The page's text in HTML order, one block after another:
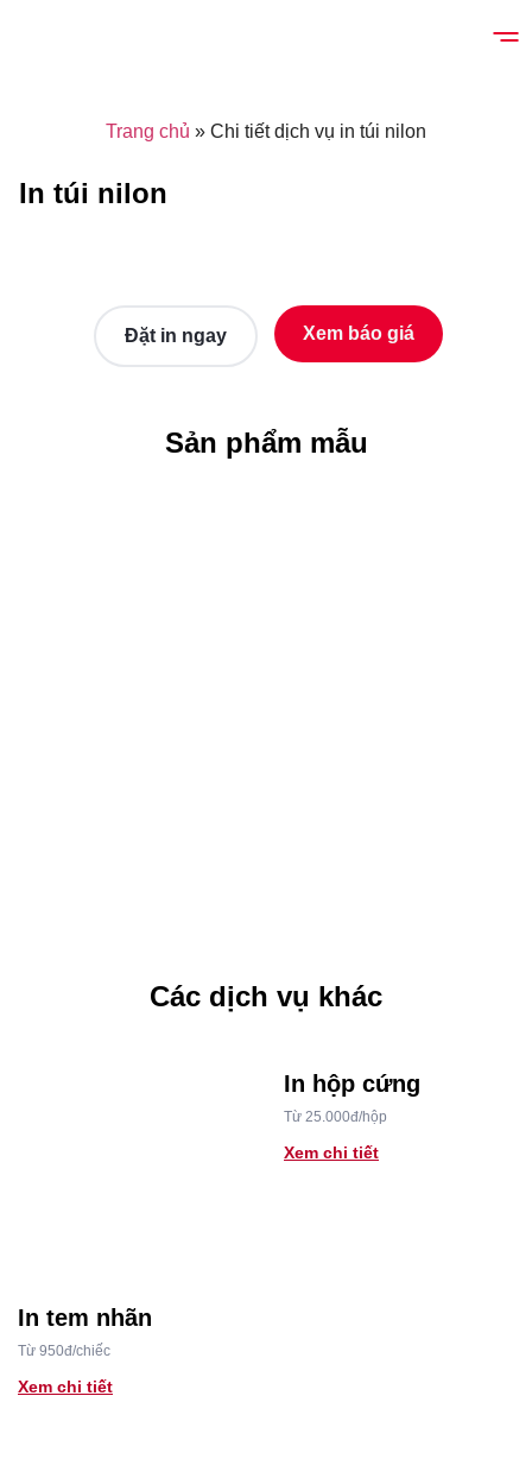
Trang chủ » Chi tiết dịch vụ in túi nilon
In túi nilon
Đặt in ngay Xem báo giá
Sản phẩm mẫu
Các dịch vụ khác
In hộp cứng
Từ 25.000đ/hộp
Xem chi tiết
In tem nhãn
Từ 950đ/chiếc
Xem chi tiết